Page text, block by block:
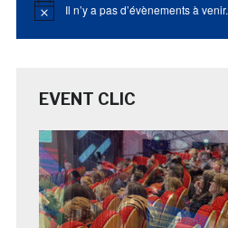
Notice Il n’y a pas d’évènements à venir.
EVENT CLIC